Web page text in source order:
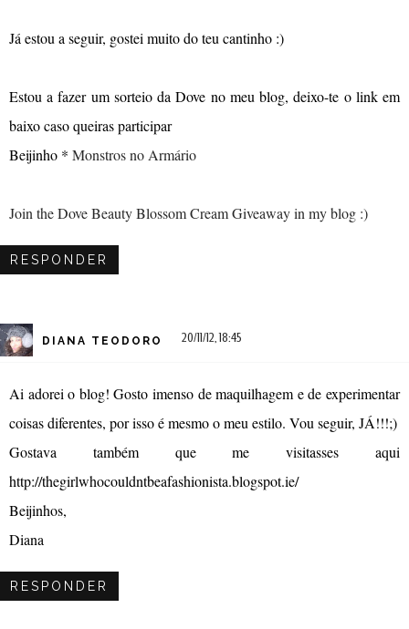
Já estou a seguir, gostei muito do teu cantinho :)
Estou a fazer um sorteio da Dove no meu blog, deixo-te o link em
baixo caso queiras participar
Beijinho * Monstros no Armário
Join the Dove Beauty Blossom Cream Giveaway in my blog :)
RESPONDER
DIANA TEODORO 20/11/12, 18:45
Ai adorei o blog! Gosto imenso de maquilhagem e de experimentar
coisas diferentes, por isso é mesmo o meu estilo. Vou seguir, JÁ!!!;)
Gostava também que me visitasses aqui
http://thegirlwhocouldntbeafashionista.blogspot.ie/
Beijinhos,
Diana
RESPONDER